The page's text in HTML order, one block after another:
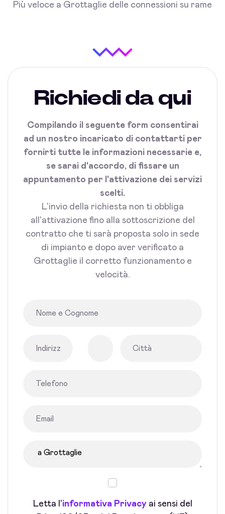
Più veloce a Grottaglie delle connessioni su rame
Richiedi da qui
Compilando il seguente form consentirai
ad un nostro incaricato di contattarti per
fornirti tutte le informazioni necessarie e,
se sarai d'accordo, di fissare un
appuntamento per l'attivazione dei servizi
scelti.
L'invio della richiesta non ti obbliga
all'attivazione fino alla sottoscrizione del
contratto che ti sarà proposta solo in sede
di impianto e dopo aver verificato a
Grottaglie il corretto funzionamento e
velocità.
Letta l'informativa Privacyai sensi del